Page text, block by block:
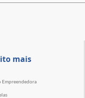
mais
Empreendedora